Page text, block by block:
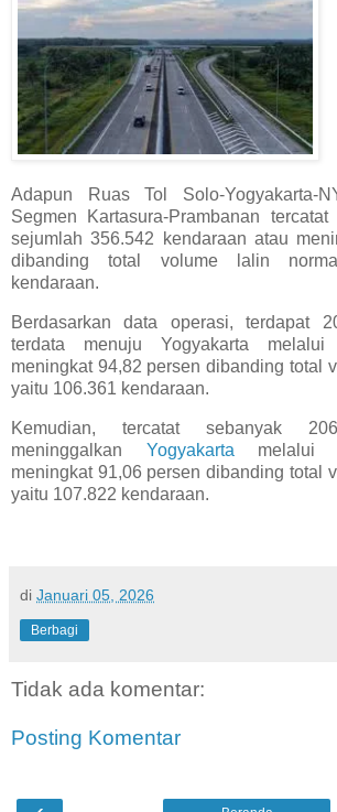
Adapun Ruas Tol Solo-Yogyakarta-
Segmen Kartasura-Prambanan
sejumlah 356.542 kendaraan atau
dibanding total volume lalin
kendaraan.
Berdasarkan data operasi, terdapat
terdata menuju Yogyakarta melalui
meningkat 94,82 persen dibanding total
yaitu 106.361 kendaraan.
Kemudian, tercatat sebanyak
meninggalkan Yogyakarta melalui
meningkat 91,06 persen dibanding total
yaitu 107.822 kendaraan.
di Januari 05, 2026
Berbagi
Tidak ada komentar:
Posting Komentar